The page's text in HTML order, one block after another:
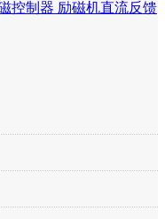
控制器 励磁机直流反馈